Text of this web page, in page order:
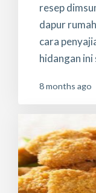
resep
dapur
cara
hidangan
8 months ago